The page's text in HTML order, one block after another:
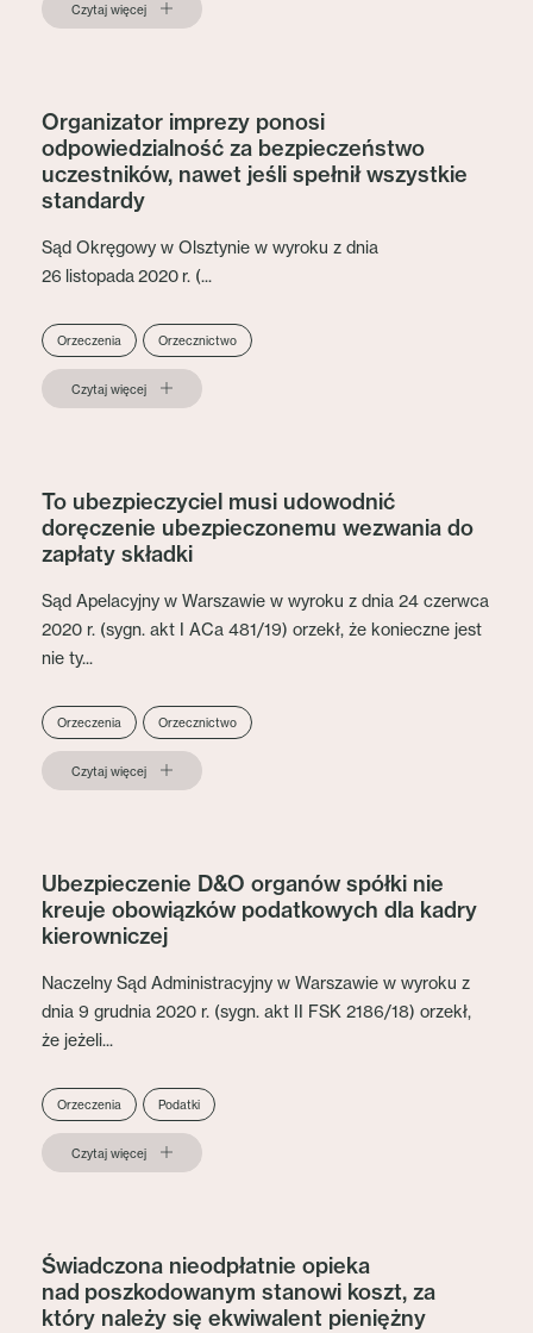
Czytaj więcej
Organizator imprezy ponosi
odpowiedzialność za bezpieczeństwo
uczestników, nawet jeśli spełnił wszystkie
standardy
Sąd Okręgowy w Olsztynie w wyroku z dnia
26 listopada 2020 r. (...
Orzeczenia Orzecznictwo
Czytaj więcej
To ubezpieczyciel musi udowodnić
doręczenie ubezpieczonemu wezwania do
zapłaty składki
Sąd Apelacyjny w Warszawie w wyroku z dnia 24 czerwca
2020 r. (sygn. akt I ACa 481/19) orzekł, że konieczne jest
nie ty...
Orzeczenia Orzecznictwo
Czytaj więcej
Ubezpieczenie D&O organów spółki nie
kreuje obowiązków podatkowych dla kadry
kierowniczej
Naczelny Sąd Administracyjny w Warszawie w wyroku z
dnia 9 grudnia 2020 r. (sygn. akt II FSK 2186/18) orzekł,
że jeżeli...
Orzeczenia Podatki
Czytaj więcej
Świadczona nieodpłatnie opieka
nad poszkodowanym stanowi koszt, za
który należy się ekwiwalent pieniężny